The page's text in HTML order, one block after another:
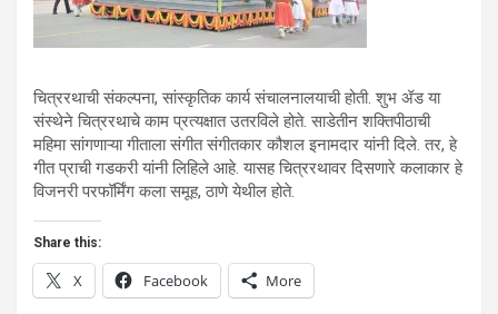
चित्ररथाची संकल्पना, सांस्कृतिक कार्य संचालनालयाची होती. शुभ ॲड या
संस्थेने चित्ररथाचे काम प्रत्यक्षात उतरविले होते. साडेतीन शक्तिपीठाची
महिमा सांगणाऱ्या गीताला संगीत संगीतकार कौशल इनामदार यांनी दिले. तर, हे
गीत प्राची गडकरी यांनी लिहिले आहे. यासह चित्ररथावर दिसणारे कलाकार हे
विजनरी परफॉर्मिंग कला समूह, ठाणे येथील होते.
Share this:
X Facebook More